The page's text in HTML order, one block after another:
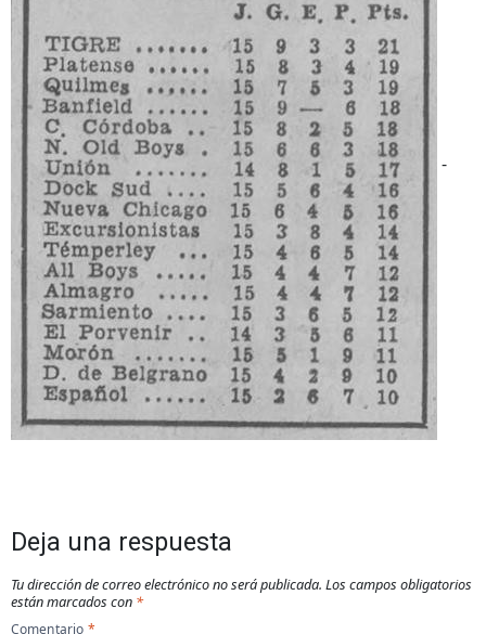
-
Deja una respuesta
Tu dirección de correo electrónico no será publicada. Los campos obligatorios
están marcados con *
Comentario *